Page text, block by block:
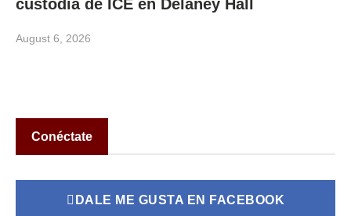
custodia de ICE en Delaney Hall
August 6, 2026
Conéctate
DALE ME GUSTA EN FACEBOOK